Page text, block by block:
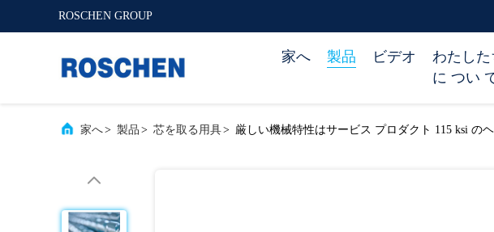
ROSCHEN GROUP
家へ 製品 ビデオ
わたした
に つい
家へ> 製品 > 芯を取る用具> 厳しい機械特性はサービス プロダクト 115 ksi の